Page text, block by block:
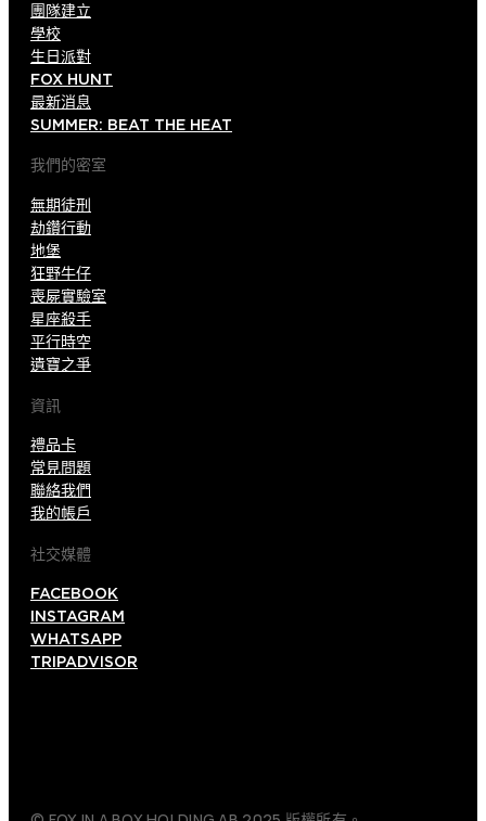
團隊建立
學校
生日派對
FOX HUNT
最新消息
SUMMER: BEAT THE HEAT
我們的密室
無期徒刑
劫鑽行動
地堡
狂野牛仔
喪屍實驗室
星座殺手
平行時空
遺寶之爭
資訊
禮品卡
常見問題
聯絡我們
我的帳戶
社交媒體
FACEBOOK
INSTAGRAM
WHATSAPP
TRIPADVISOR